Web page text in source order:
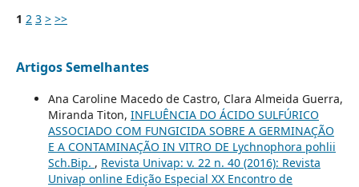
1 2 3 > >>
Artigos Semelhantes
Ana Caroline Macedo de Castro, Clara Almeida Guerra,
Miranda Titon, INFLUÊNCIA DO ÁCIDO SULFÚRICO
ASSOCIADO COM FUNGICIDA SOBRE A GERMINAÇÃO
E A CONTAMINAÇÃO IN VITRO DE Lychnophora pohlii
Sch.Bip. , Revista Univap: v. 22 n. 40 (2016): Revista
Univap online Edição Especial XX Encontro de